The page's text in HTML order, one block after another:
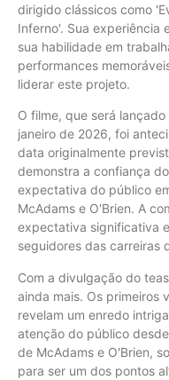
dirigido clássicos como
Inferno'. Sua experiência
sua habilidade em
performances
liderar este projeto.
O filme, que será
janeiro de 2026, foi
data originalmente
demonstra a confiança
expectativa do público
McAdams e O'Brien. A
expectativa significativa
seguidores das carreiras
Com a divulgação do
ainda mais. Os primeiros
revelam um enredo
atenção do público
de McAdams e O'Brien,
para ser um dos pontos